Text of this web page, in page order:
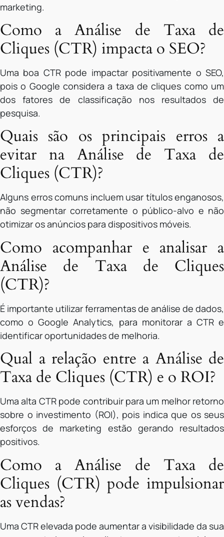
marketing.
Como a Análise de Taxa de
Cliques (CTR) impacta o SEO?
Uma boa CTR pode impactar positivamente o SEO,
pois o Google considera a taxa de cliques como um
dos fatores de classificação nos resultados de
pesquisa.
Quais são os principais erros a
evitar na Análise de Taxa de
Cliques (CTR)?
Alguns erros comuns incluem usar títulos enganosos,
não segmentar corretamente o público-alvo e não
otimizar os anúncios para dispositivos móveis.
Como acompanhar e analisar a
Análise de Taxa de Cliques
(CTR)?
É importante utilizar ferramentas de análise de dados,
como o Google Analytics, para monitorar a CTR e
identificar oportunidades de melhoria.
Qual a relação entre a Análise de
Taxa de Cliques (CTR) e o ROI?
Uma alta CTR pode contribuir para um melhor retorno
sobre o investimento (ROI), pois indica que os seus
esforços de marketing estão gerando resultados
positivos.
Como a Análise de Taxa de
Cliques (CTR) pode impulsionar
as vendas?
Uma CTR elevada pode aumentar a visibilidade da sua